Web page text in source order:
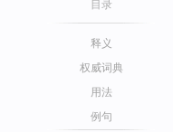
目录
释义
权威词典
用法
例句